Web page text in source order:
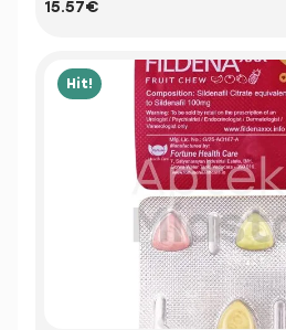
15.57€
Hit!